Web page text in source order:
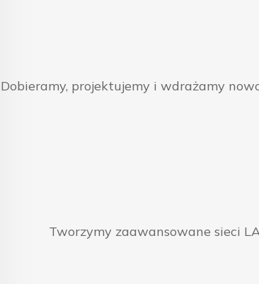
Dobieramy, projektujemy i wdrażamy
Tworzymy zaawansowane sieci